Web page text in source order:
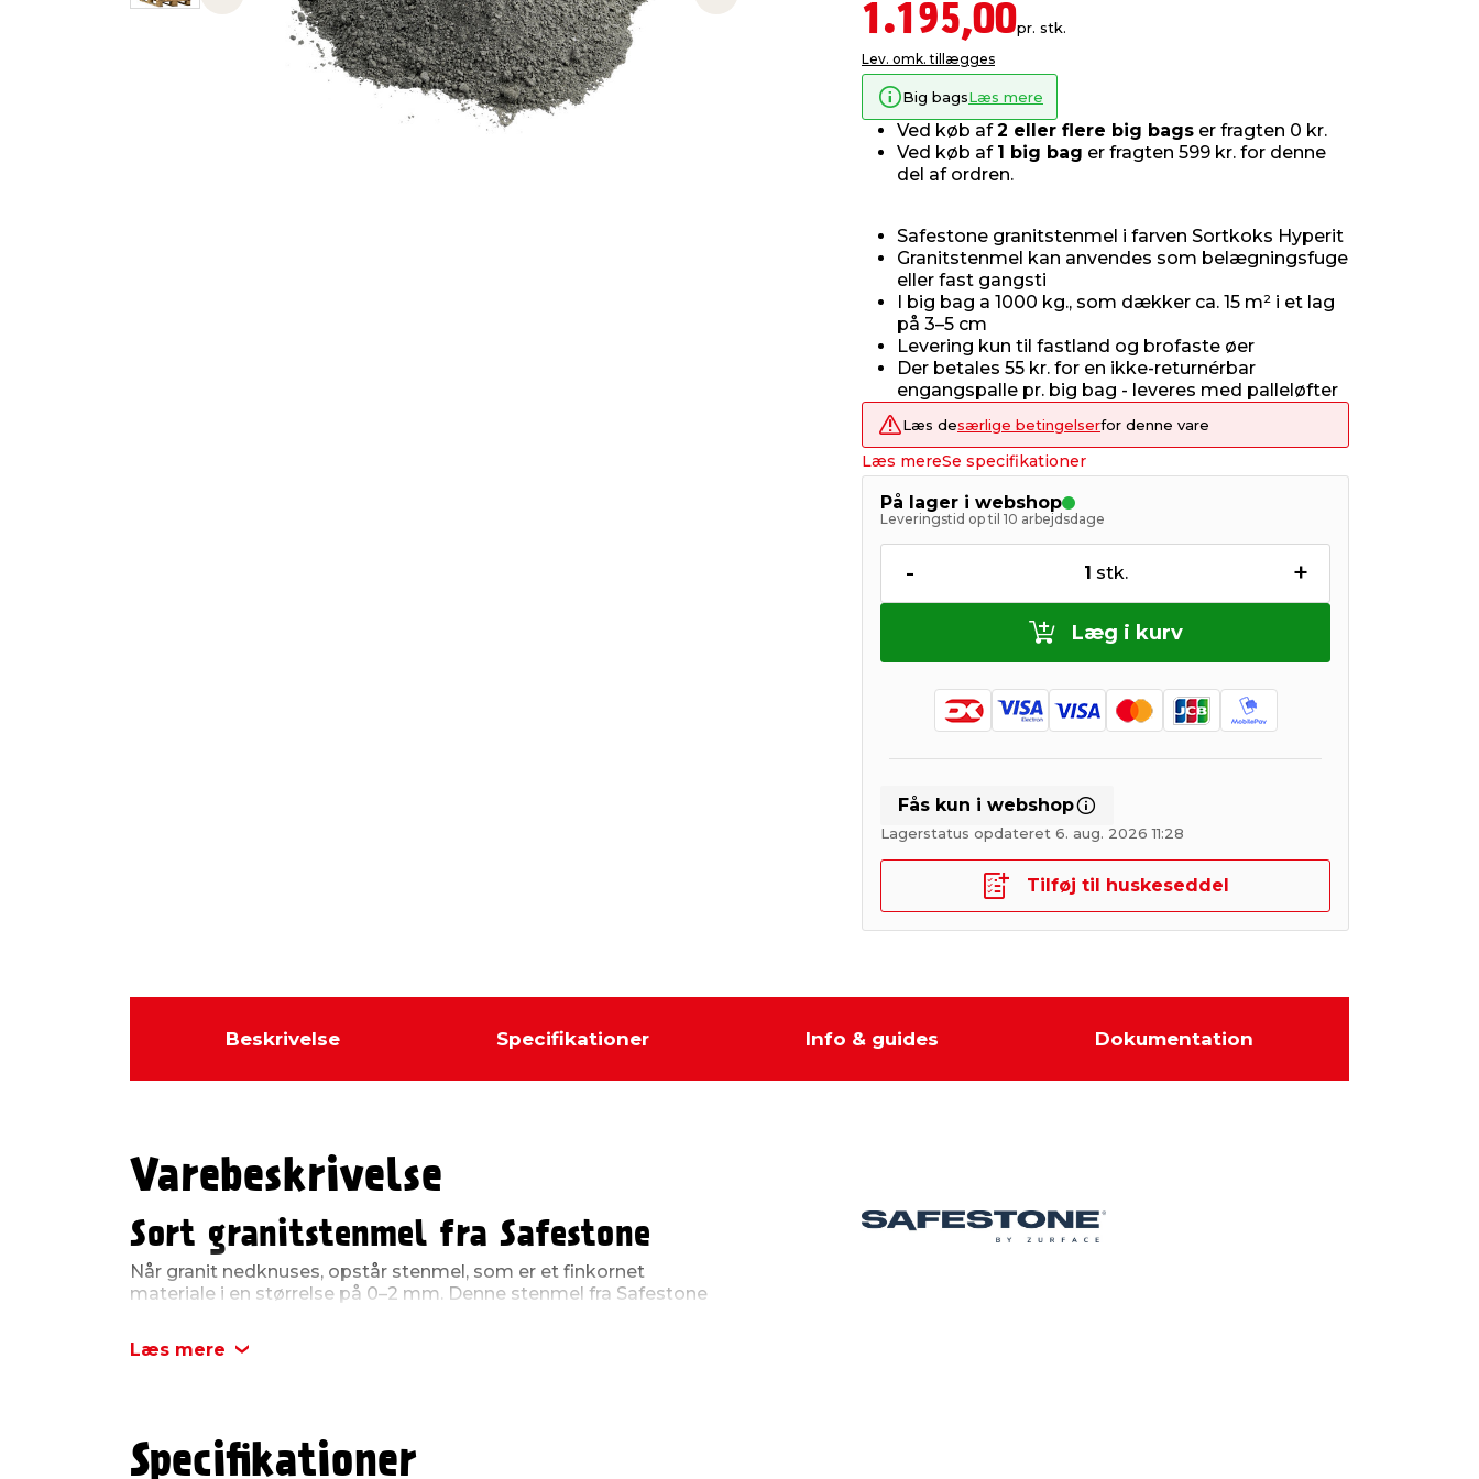
Previous slide Next slide 1.195,00pr. stk.
Lev. omk. tillægges
Big bagsLæs mere
Ved køb af2 eller flere big bags er fragten 0 kr.
Ved køb af 1 big bag er fragten 599 kr. for denne
del af ordren.
Safestone granitstenmel i farven Sortkoks Hyperit
Granitstenmel kan anvendes som belægningsfuge
eller fast gangsti
I big bag a 1000 kg., som dækker ca. 15 m² i et lag
på 3–5 cm
Levering kun til fastland og brofaste øer
Der betales 55 kr. for en ikke-returnérbar
engangspalle pr. big bag - leveres med palleløfter
Læs desærlige betingelserfor denne vare
Læs mereSe specifikationer
På lager i webshop
Leveringstid op til 10 arbejdsdage
- 1 stk. +
Læg i kurv
Fås kun i webshop
Lagerstatus opdateret 6. aug. 2026 11:28
Tilføj til huskeseddel
Beskrivelse Specifikationer Info & guides Dokumentation
Varebeskrivelse
Sort granitstenmel fra Safestone
Når granit nedknuses, opstår stenmel, som er et finkornet
materiale i en størrelse på 0–2 mm. Denne stenmel fra Safestone
den er våd. Du kan på billederne få et indtryk af, hvordan
Stenmel kan komprimeres og få en utrolig høj bæreevne, og det
kan derfor bruges mange forskellige steder som fx til gangstier,
Læs mere
Specifikationer